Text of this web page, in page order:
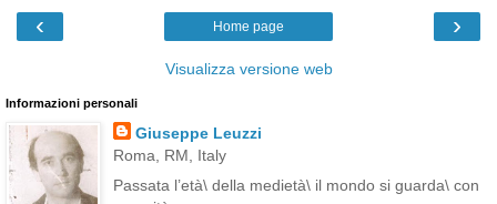
‹ ›
Home page
Visualizza versione web
Informazioni personali
Giuseppe Leuzzi
Roma, RM, Italy
Passata l’età\ della medietà\ il mondo si guarda\ con